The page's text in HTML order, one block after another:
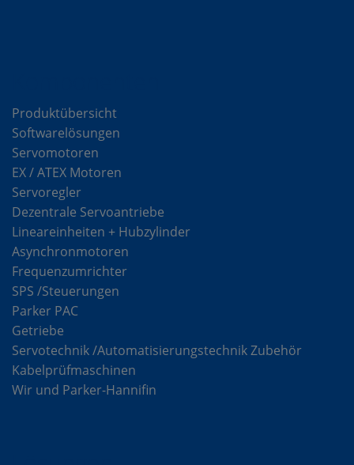
Produktübersicht
Softwarelösungen
Servomotoren
EX / ATEX Motoren
Servoregler
Dezentrale Servoantriebe
Lineareinheiten + Hubzylinder
Asynchronmotoren
Frequenzumrichter
SPS /Steuerungen
Parker PAC
Getriebe
Servotechnik /Automatisierungstechnik Zubehör
Kabelprüfmaschinen
Wir und Parker-Hannifin